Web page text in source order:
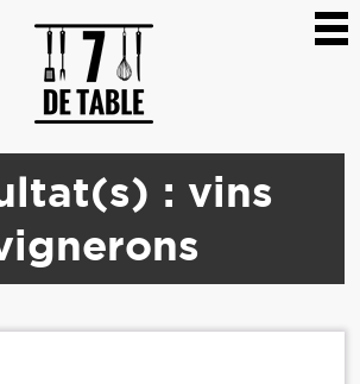
: vins